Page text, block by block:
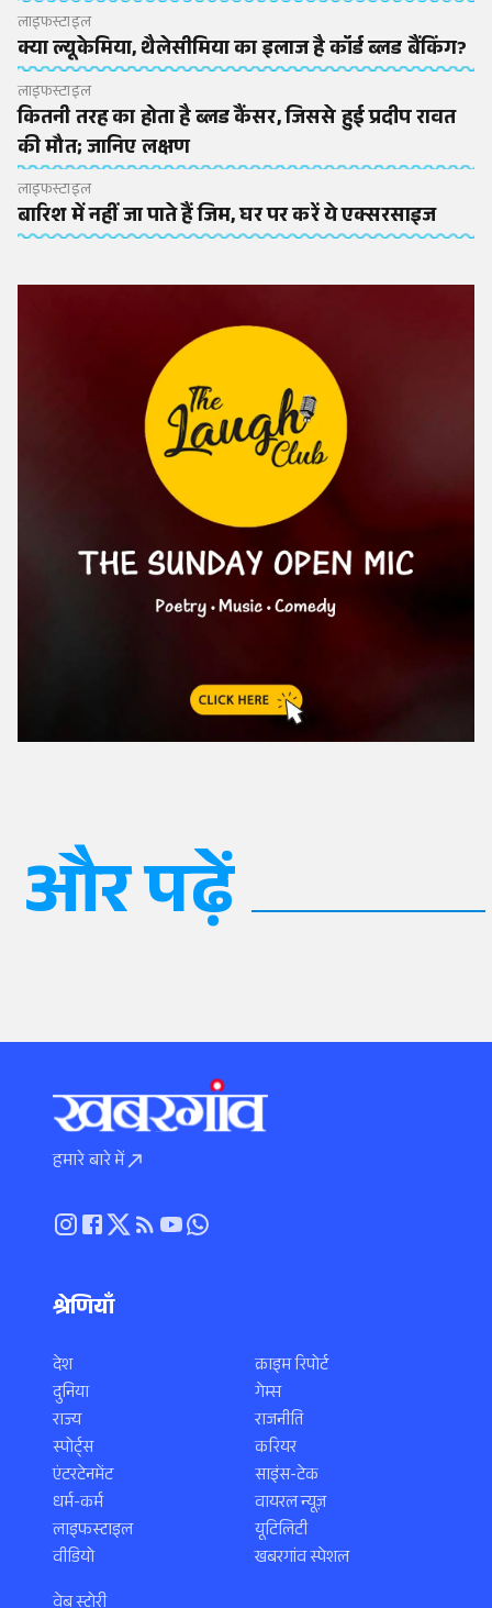
लाइफस्टाइल
क्या ल्यूकेमिया, थैलेसीमिया का इलाज है कॉर्ड ब्लड बैंकिंग?
लाइफस्टाइल
कितनी तरह का होता है ब्लड कैंसर, जिससे हुई प्रदीप रावत
की मौत; जानिए लक्षण
लाइफस्टाइल
बारिश में नहीं जा पाते हैं जिम, घर पर करें ये एक्सरसाइज
और पढ़ें
हमारे बारे में
श्रेणियाँ
देश
दुनिया
राज्य
स्पोर्ट्स
एंटरटेनमेंट
धर्म-कर्म
लाइफस्टाइल
वीडियो
क्राइम रिपोर्ट
गेम्स
राजनीति
करियर
साइंस-टेक
वायरल न्यूज़
यूटिलिटी
खबरगांव स्पेशल